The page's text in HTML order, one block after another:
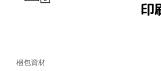
梱包資材